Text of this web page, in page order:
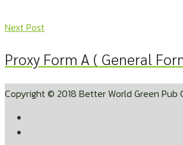
Next Post
Proxy Form A ( General
Copyright © 2018 Better World Green Pub